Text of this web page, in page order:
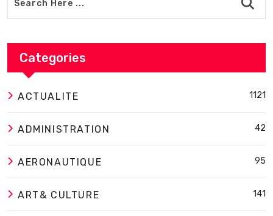
Categories
ACTUALITE 1121
ADMINISTRATION 42
AERONAUTIQUE 95
ART& CULTURE 141